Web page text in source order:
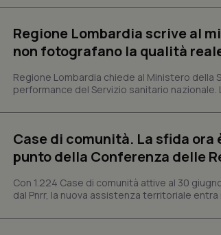
Regione Lombardia scrive al
non fotografano la qualità
Regione Lombardia chiede al Ministero della
performance del Servizio sanitario
Case di comunità. La sfida
punto della Conferenza delle
Con 1.224 Case di comunità attive al 30
dal Pnrr, la nuova assistenza territoriale entra
Nome
Fornitore
VISITOR_PRIVACY_METADATA
YouTube